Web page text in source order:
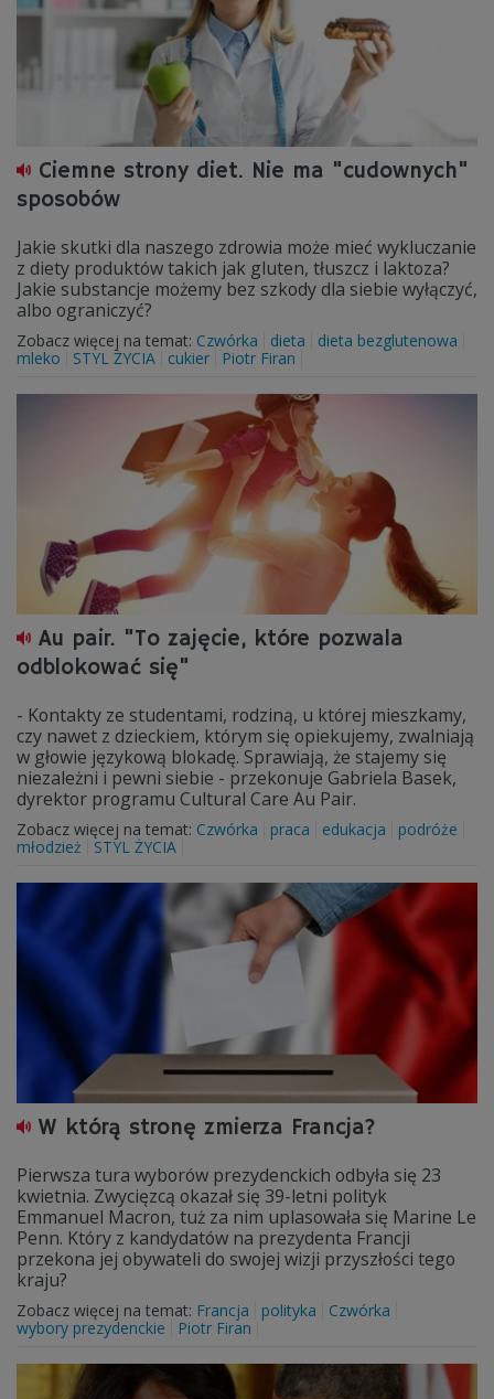
Ciemne strony diet. Nie ma "cudownych"
sposobów
Jakie skutki dla naszego zdrowia może mieć wykluczanie
z diety produktów takich jak gluten, tłuszcz i laktoza?
Jakie substancje możemy bez szkody dla siebie wyłączyć,
albo ograniczyć?
Zobacz więcej na temat: Czwórka dieta
dieta bezglutenowa
mleko
STYL ŻYCIA cukier Piotr Firan
Au pair. "To zajęcie, które pozwala
odblokować się"
- Kontakty ze studentami, rodziną, u której mieszkamy,
czy nawet z dzieckiem, którym się opiekujemy, zwalniają
w głowie językową blokadę. Sprawiają, że stajemy się
niezależni i pewni siebie - przekonuje Gabriela Basek,
dyrektor programu Cultural Care Au Pair.
Zobacz więcej na temat: Czwórka praca edukacja
podróże
młodzież
STYL ŻYCIA
W którą stronę zmierza Francja?
Pierwsza tura wyborów prezydenckich odbyła się 23
kwietnia. Zwycięzcą okazał się 39-letni polityk
Emmanuel Macron, tuż za nim uplasowała się Marine Le
Penn. Który z kandydatów na prezydenta Francji
przekona jej obywateli do swojej wizji przyszłości tego
kraju?
Zobacz więcej na temat: Francja polityka
Czwórka
wybory prezydenckie
Piotr Firan